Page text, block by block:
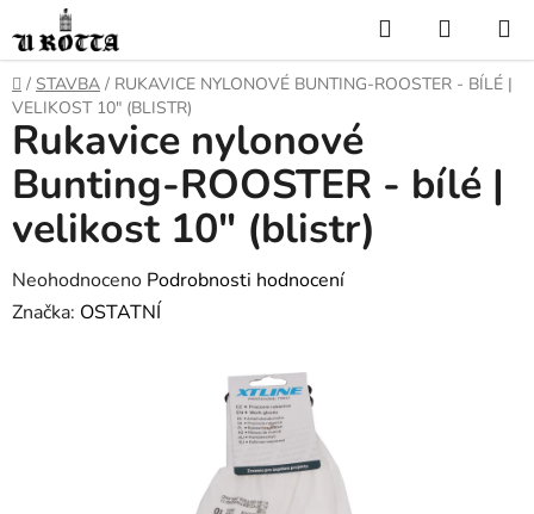
na
obsah
Hledat
KOŠÍK
DOMŮ
/ STAVBA / RUKAVICE NYLONOVÉ BUNTING-ROOSTER - BÍLÉ |
VELIKOST 10" (BLISTR)
Rukavice nylonové
Bunting-ROOSTER - bílé |
velikost 10" (blistr)
Průměrné
hodnocení
Neohodnoceno Podrobnosti hodnocení
Značka: OSTATNÍ